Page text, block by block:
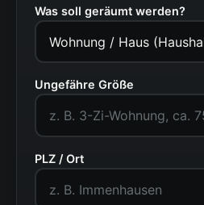
Was soll geräumt werden?
Ungefähre Größe
PLZ / Ort